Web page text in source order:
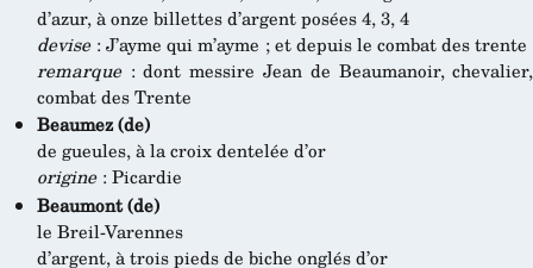
d’azur, à onze billettes d’argent posées 4, 3, 4
devise: J’ayme qui m’ayme ; et depuis le combat des
remarque: dont messire Jean de Beaumanoir,
combat des Trente
Beaumez (de)
de gueules, à la croix dentelée d’or
origine: Picardie
Beaumont (de)
le Breil-Varennes
d’argent, à trois pieds de biche onglés d’or